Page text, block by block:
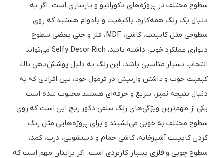
سطوح مختلف در پروژه‌های دکوراتیو و بازسازی است. اگر به
دنبال یک رنگ همه‌کاره، باکیفیت و بادوام هستید که روی
سطوحی مثل کابینت، کاشی، MDF، فلز و حتی بعضی سطوح
دیواری عملکرد خوبی داشته باشد، Selfy Decor Rich می‌تواند
انتخاب بسیار مناسبی باشد. این رنگ به دلیل پوشش‌دهی بالا،
کیفیت خوب و داشتن وارنیش در فرمول خود، بین افرادی که به
دنبال نتیجه تمیز، سریع و حرفه‌ای هستند محبوب شده است.
یکی از مهم‌ترین ویژگی‌های رنگ سلفی دکور ریچ این است که روی
سطوح مختلف به خوبی می‌نشیند و برای پروژه‌هایی مثل رنگ
کردن کابینت آشپزخانه، کاشی حمام و دستشویی، درب، کمد،
سطوح چوبی و فلزی بسیار کاربردی است. اگر برایتان مهم است که